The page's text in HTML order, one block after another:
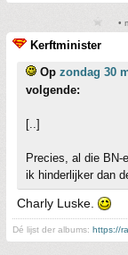
•
Kerftminister
Op zondag 30
volgende:
[..]
Precies, al die BN-
ik hinderlijker dan
Charly Luske.
Dé lijst der albums: https://